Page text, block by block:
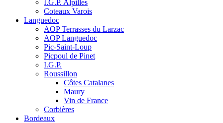
I.G.P. Alpilles
Coteaux Varois
Languedoc
AOP Terrasses du Larzac
AOP Languedoc
Pic-Saint-Loup
Picpoul de Pinet
I.G.P.
Roussillon
Côtes Catalanes
Maury
Vin de France
Corbières
Bordeaux